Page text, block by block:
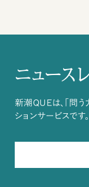
ニュース
新潮QUEは、「問う
ションサービスです。